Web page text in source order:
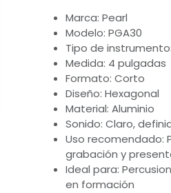
Marca: Pearl
Modelo: PGA30
Tipo de
Medida: 4 pulgadas
Formato: Corto
Diseño: Hexagonal
Material: Aluminio
Sonido: Claro,
Uso recomendado:
grabación y
Ideal para:
en formación